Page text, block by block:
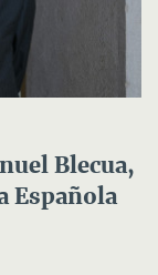
Blecua,
Española